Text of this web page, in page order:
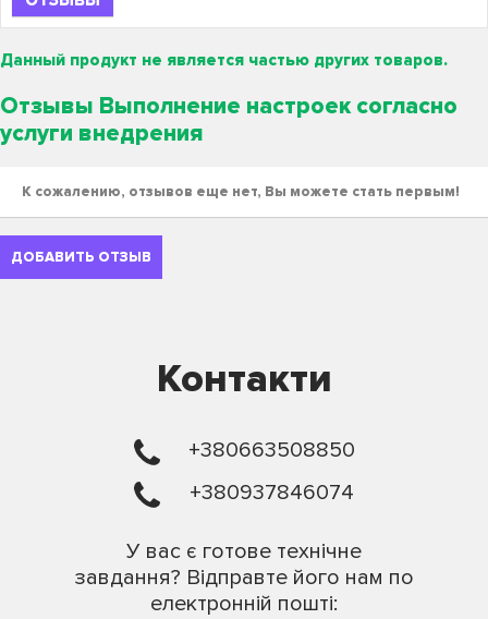
Данный продукт не является частью других товаров.
Отзывы Выполнение настроек согласно
услуги внедрения
К сожалению, отзывов еще нет, Вы можете стать первым!
ДОБАВИТЬ ОТЗЫВ
Контакти
+380663508850
+380937846074
У вас є готове технічне
завдання? Відправте його нам по
електронній пошті: